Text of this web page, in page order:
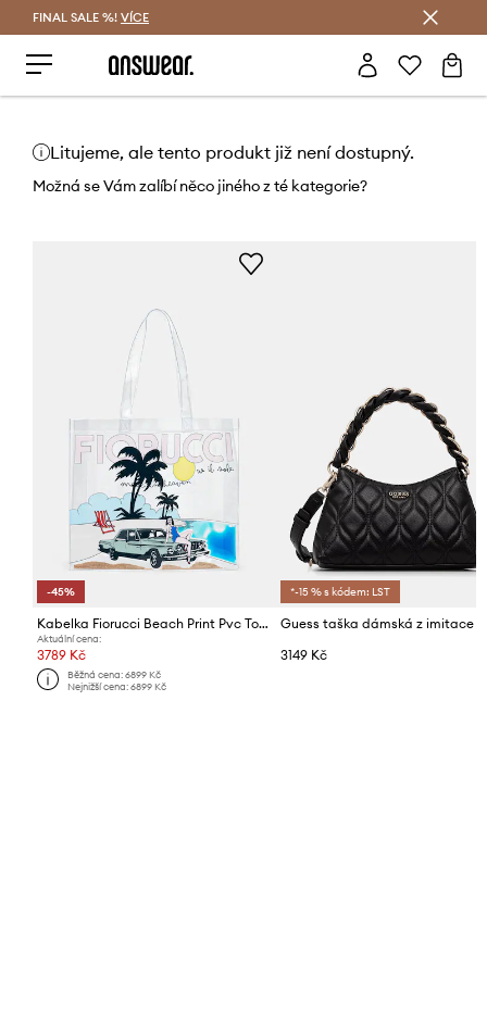
FINAL SALE %! VÍCE
Litujeme, ale tento produkt již není dostupný.
Možná se Vám zalíbí něco jiného z té kategorie?
-45%
Kabelka Fiorucci Beach Print Pvc Tote
Aktuální cena:
3789 Kč
Běžná cena:6899 Kč
Nejnižší cena:6899 Kč
*-15 % s kódem: LST
3149 Kč